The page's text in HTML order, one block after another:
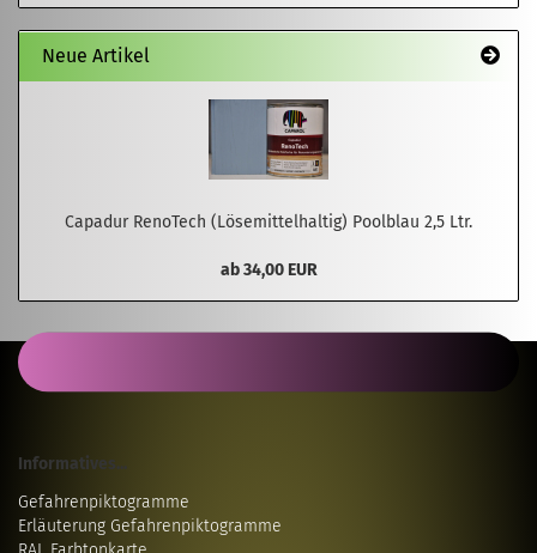
Neue Artikel
Capadur RenoTech (Lösemittelhaltig) Poolblau 2,5 Ltr.
ab 34,00 EUR
Informatives...
Gefahrenpiktogramme
Erläuterung Gefahrenpiktogramme